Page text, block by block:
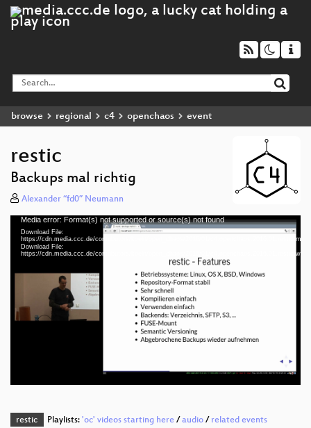
browse regional c4 openchaos event
restic
Backups mal richtig
Alexander “fd0” Neumann
Video
Player
Media error: Format(s) not supported or source(s) not found
Download File:
https://cdn.media.ccc.de/contributors/koeln/open_chaos/2016/01/c4.openchaos.2016.01.restic.mp4
Download File:
https://cdn.media.ccc.de/contributors/koeln/open_chaos/2016/01/
deu 1080p (webm)
restic Playlists: 'oc' videos starting here/ audio/ related events